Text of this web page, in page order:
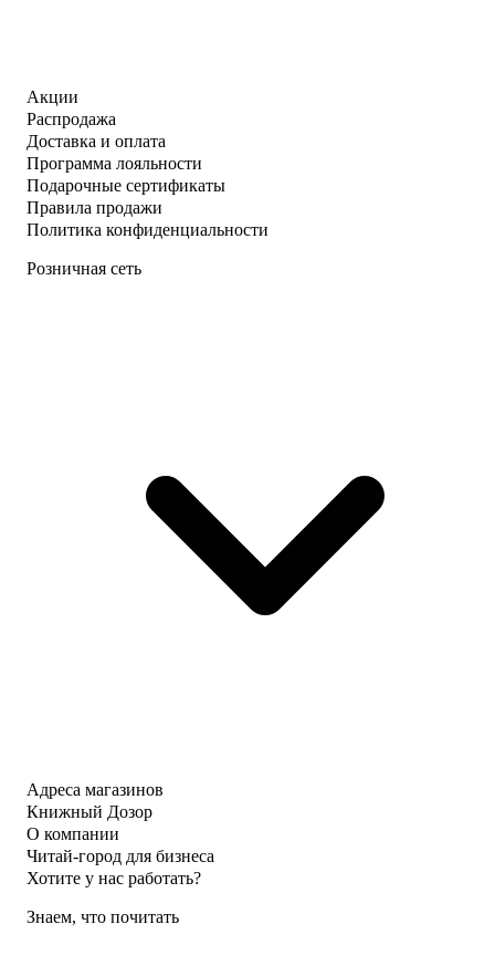
Акции
Распродажа
Доставка и оплата
Программа лояльности
Подарочные сертификаты
Правила продажи
Политика конфиденциальности
Розничная сеть
Адреса магазинов
Книжный Дозор
О компании
Читай-город для бизнеса
Хотите у нас работать?
Знаем, что почитать